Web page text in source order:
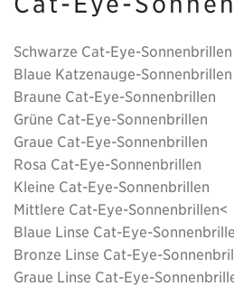
Schwarze Cat-Eye-Sonnenbrillen
Blaue Katzenauge-Sonnenbrillen
Braune Cat-Eye-Sonnenbrillen
Grüne Cat-Eye-Sonnenbrillen
Graue Cat-Eye-Sonnenbrillen
Rosa Cat-Eye-Sonnenbrillen
Kleine Cat-Eye-Sonnenbrillen
Mittlere Cat-Eye-Sonnenbrillen<
Blaue Linse Cat-Eye-
Bronze Linse Cat-Eye-
Graue Linse Cat-Eye-